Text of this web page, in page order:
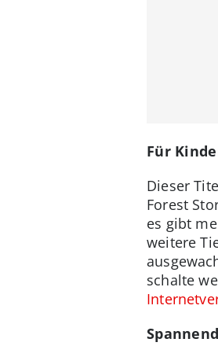
Für
Dieser
Forest
es gibt
weitere
schalte